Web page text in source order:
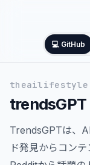
💻 GitHub
theailifestyle
trendsGPT
TrendsGPTは、
ド発見からコン